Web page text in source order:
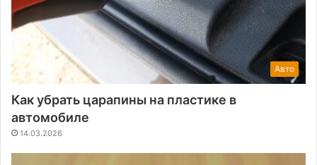
Авто
Как убрать царапины на пластике в
автомобиле
14.03.2026